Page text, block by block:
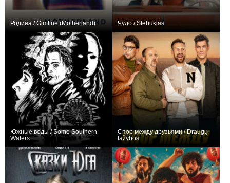
Родина / Gimtine (Motherland) Чудо / Stebuklas
Южные воды / Some Southern
Waters
Спор между друзьями / Draugų
lažybos